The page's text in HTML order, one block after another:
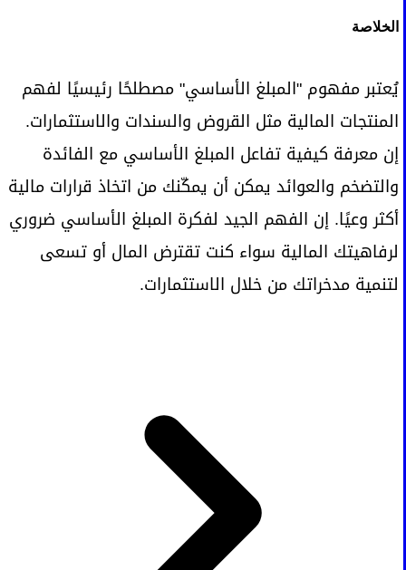
الخلاصة
يُعتبر مفهوم "المبلغ الأساسي" مصطلحًا رئيسيًا لفهم
المنتجات المالية مثل القروض والسندات والاستثمارات.
إن معرفة كيفية تفاعل المبلغ الأساسي مع الفائدة
والتضخم والعوائد يمكن أن يمكّنك من اتخاذ قرارات مالية
أكثر وعيًا. إن الفهم الجيد لفكرة المبلغ الأساسي ضروري
لرفاهيتك المالية سواء كنت تقترض المال أو تسعى
لتنمية مدخراتك من خلال الاستثمارات.